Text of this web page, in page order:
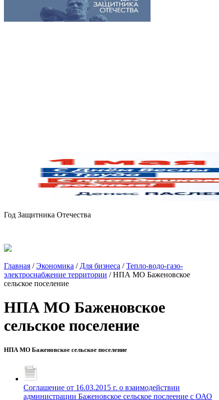
Год Защитника Отечества
Главная /Экономика / Для бизнеса /Тепло-водо-газо-
электроснабжение территории /НПА МО Баженовское
сельское поселение
НПА МО Баженовское
сельское поселение
НПА МО Баженовское сельское поселение
Соглашение от 16.03.2015 г. о взаимодействии
администрации Баженовское сельское послеение с ОАО